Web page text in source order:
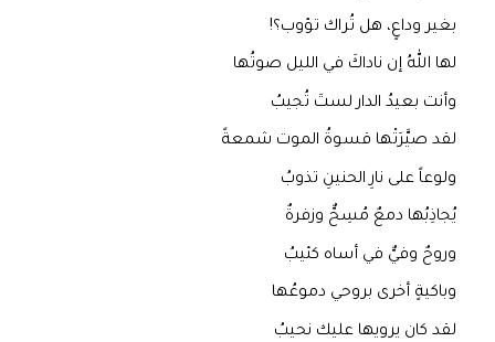
بغير وداعٍ، هل تُراك تؤوب؟!
لها اللهُ إن ناداكَ في الليل صوتُها
وأنت بعيدُ الدار لستَ تُجيبُ
لقد صيَّرَتْها قسوةُ الموت شمعةً
ولوعاً على نارِ الحنينِ تذوبُ
يُجاذِبُها دمعٌ مُسِحٌّ وزفرةٌ
وروحٌ وفيٌّ في أساه كئيبُ
وباكيةٍ أخرى بروحي دموعُها
لقد كان يرويها عليك نحيبُ